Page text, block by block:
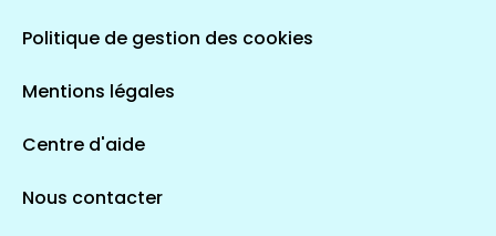
Politique de gestion des cookies
Mentions légales
Centre d'aide
Nous contacter